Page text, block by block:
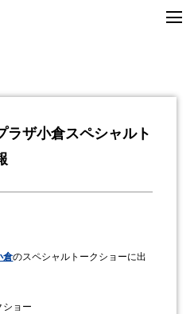
ザ小倉スペシャルト
倉のスペシャルトークショーに出
ョー